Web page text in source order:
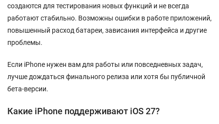
создаются для тестирования новых функций и не всегда
работают стабильно. Возможны ошибки в работе приложений,
повышенный расход батареи, зависания интерфейса и другие
проблемы.
Если iPhone нужен вам для работы или повседневных задач,
лучше дождаться финального релиза или хотя бы публичной
бета-версии.
Какие iPhone поддерживают iOS 27?